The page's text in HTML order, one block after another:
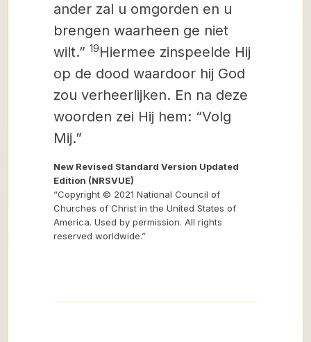
ander zal u omgorden en u
brengen waarheen ge niet
wilt.” 19Hiermee zinspeelde Hij
op de dood waardoor hij God
zou verheerlijken. En na deze
woorden zei Hij hem: “Volg
Mij.”
New Revised Standard Version Updated
Edition (NRSVUE)
“Copyright © 2021 National Council of
Churches of Christ in the United States of
America. Used by permission. All rights
reserved worldwide.”